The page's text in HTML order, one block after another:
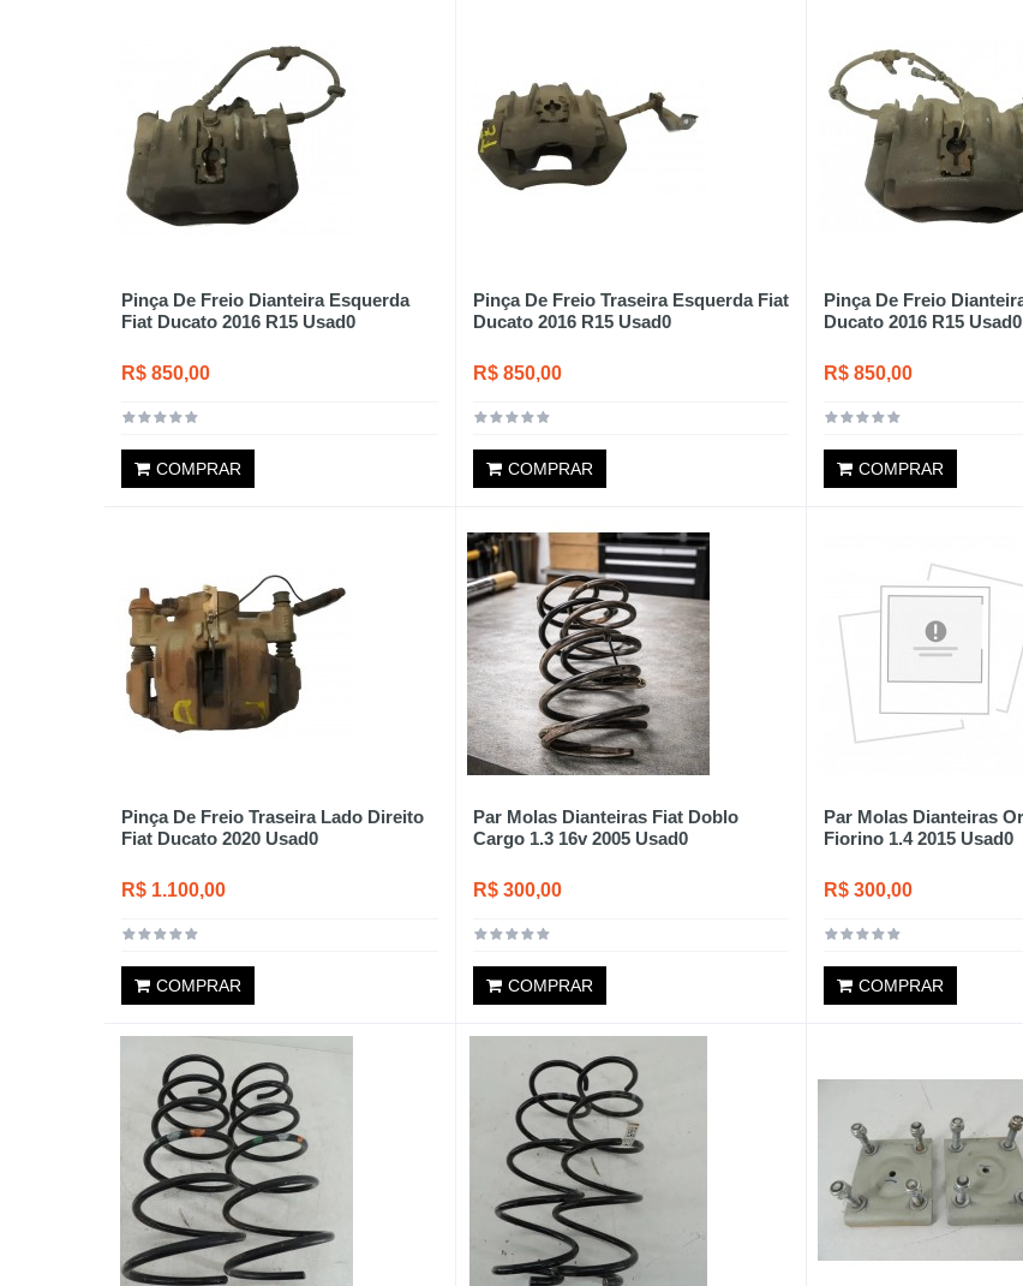
Pinça De Freio Dianteira Esquerda
Fiat Ducato 2016 R15 Usad0
R$ 850,00
COMPRAR
Pinça De Freio Traseira Esquerda Fiat
Ducato 2016 R15 Usad0
R$ 850,00
COMPRAR
Pinça De Freio
Ducato 2016 R15 Usad0
R$ 850,00
COMPRAR
Pinça De Freio Traseira Lado Direito
Fiat Ducato 2020 Usad0
R$ 1.100,00
COMPRAR
Par Molas Dianteiras Fiat Doblo
Cargo 1.3 16v 2005 Usad0
R$ 300,00
COMPRAR
Par Molas Dianteiras
Fiorino 1.4 2015 Usad0
R$ 300,00
COMPRAR